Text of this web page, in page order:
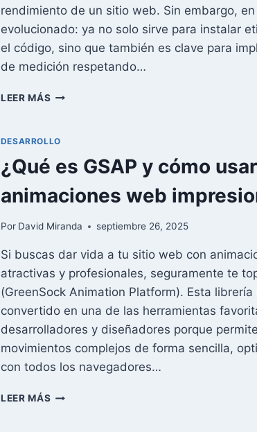
rendimiento de un sitio web. Sin embargo,
evolucionado: ya no solo sirve para instalar
el código, sino que también es clave para
de medición respetando…
LEER MÁS GOOGLE
QUÉ
PARA
SIRVE
CÓMO
PASO
A
PASO
(GUÍA
ACTUALIZADA
2026)
DESARROLLO
¿Qué es GSAP y cómo
animaciones web
Por David Miranda septiembre 26, 2025
Si buscas dar vida a tu sitio web con
atractivas y profesionales, seguramente te
(GreenSock Animation Platform). Esta
convertido en una de las herramientas
desarrolladores y diseñadores porque
movimientos complejos de forma sencilla,
con todos los navegadores…
LEER MÁS ¿QUÉ